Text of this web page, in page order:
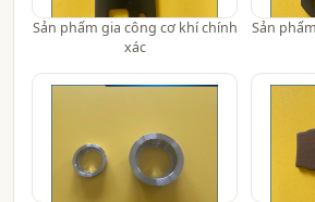
Sản phẩm gia công cơ khí chính
xác
Sản